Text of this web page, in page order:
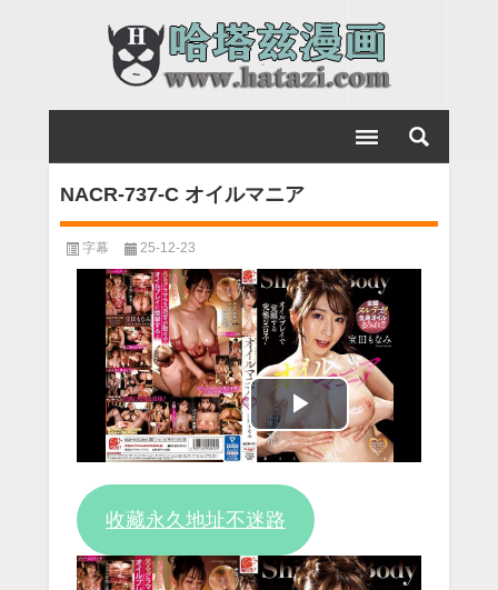
NACR-737-C オイルマニア
字幕 25-12-23
Play
收藏永久地址不迷路